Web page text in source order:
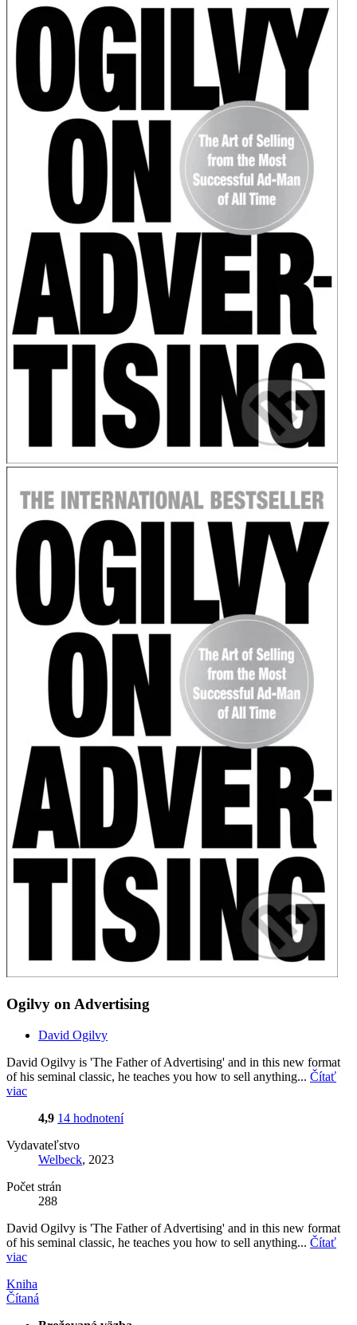
Ogilvy on Advertising
David Ogilvy
David Ogilvy is 'The Father of Advertising' and in this new format
of his seminal classic, he teaches you how to sell anything... Čítať
viac
4,9 14 hodnotení
Vydavateľstvo
Welbeck, 2023
Počet strán
288
David Ogilvy is 'The Father of Advertising' and in this new format
of his seminal classic, he teaches you how to sell anything... Čítať
viac
Kniha
Čítaná